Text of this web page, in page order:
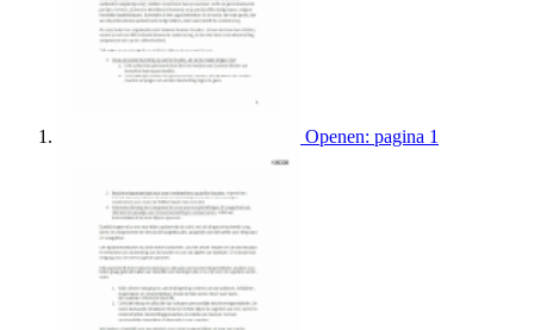
Openen: pagina 1